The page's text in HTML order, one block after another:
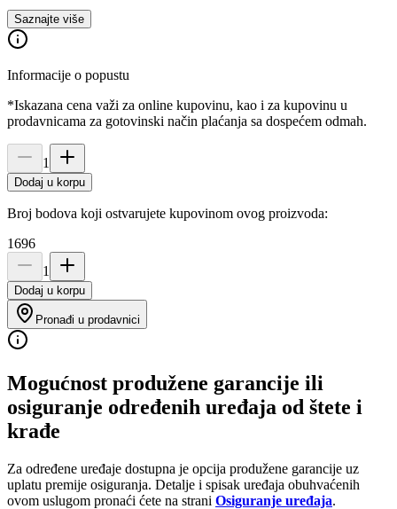
Saznajte više
Informacije o popustu
*Iskazana cena važi za online kupovinu, kao i za kupovinu u
prodavnicama za gotovinski način plaćanja sa dospećem odmah.
1
Dodaj u korpu
Broj bodova koji ostvarujete kupovinom ovog proizvoda:
1696
1
Dodaj u korpu
Pronađi u prodavnici
Mogućnost produžene garancije ili
osiguranje određenih uređaja od štete i
krađe
Za određene uređaje dostupna je opcija produžene garancije uz
uplatu premije osiguranja. Detalje i spisak uređaja obuhvaćenih
ovom uslugom pronaći ćete na strani Osiguranje uređaja.